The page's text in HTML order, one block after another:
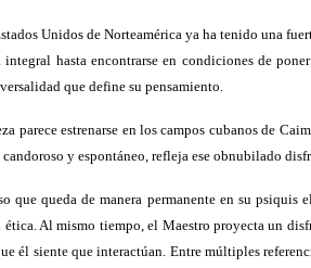
Unidos de Norteamérica ya ha tenido una
hasta encontrarse en condiciones de
que define su pensamiento.
estrenarse en los campos cubanos de
y espontáneo, refleja ese obnubilado
que queda de manera permanente en su
Al mismo tiempo, el Maestro proyecta un
él siente que interactúan. Entre múltiples